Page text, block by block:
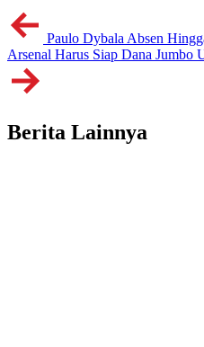
Paulo Dybala Absen
Arsenal Harus Siap Dana Jumbo
Berita Lainnya